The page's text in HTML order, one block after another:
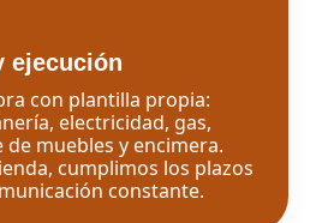
ejecución
con plantilla propia:
electricidad, gas,
muebles y encimera.
cumplimos los plazos
constante.